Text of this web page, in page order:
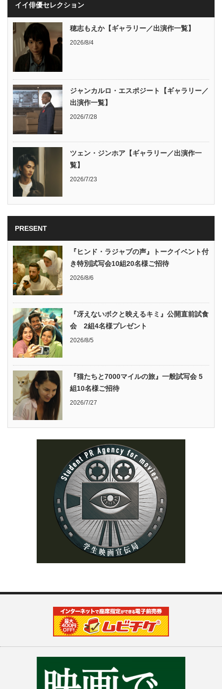
イイ俳優セレクション
穂志もえか【ギャラリー／出演作一覧】
2026/8/4
ジャンカルロ・エスポジート【ギャラリー／
出演作一覧】
2026/7/28
ツェン・ジンホア【ギャラリー／出演作一
覧】
2026/7/23
PRESENT
『ヒンド・ラジャブの声』トークイベント付
き特別試写会10組20名様ご招待
2026/8/6
『冴えないボクと映えるキミ』公開直前試食
会 2組4名様プレゼント
2026/8/5
『猫たちと7000マイルの旅』一般試写会 5
組10名様ご招待
2026/7/27